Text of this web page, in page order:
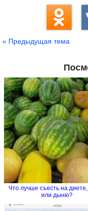
« Предыдущая тема
Что лучше съесть на
или дыню?